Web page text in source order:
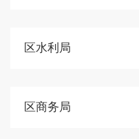
区水利局
区商务局